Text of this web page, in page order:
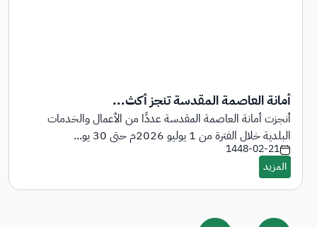
أمانة العاصمة المقدسة تنجز أكث...
أنجزت أمانة العاصمة المقدسة عددًا من الأعمال والخدمات
البلدية خلال الفترة من 1 يوليو 2026م حتى 30 يو...
1448-02-21